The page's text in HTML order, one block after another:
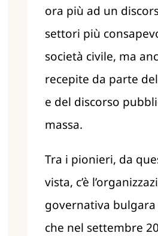
ora più ad un
settori più
società civile, ma
recepite da parte
e del discorso
massa.
Tra i pionieri, da
vista, c’è
governativa bulgara
che nel settembre